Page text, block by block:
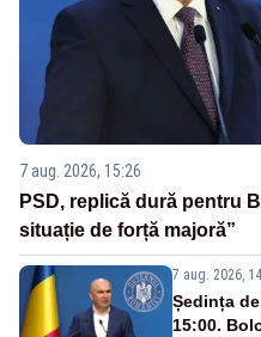
7 aug. 2026, 15:26
PSD, replică dură pentru
situație de forță majoră”
7 aug. 2026,
Ședința
15:00.